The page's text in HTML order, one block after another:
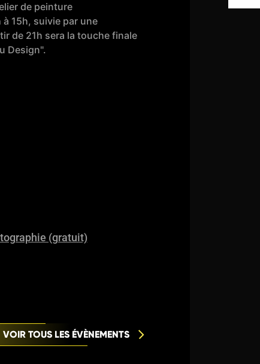
de peinture
15h, suivie par une
de 21h sera la touche finale
Design".
(gratuit)
VOIR TOUS LES ÉVÈNEMENTS